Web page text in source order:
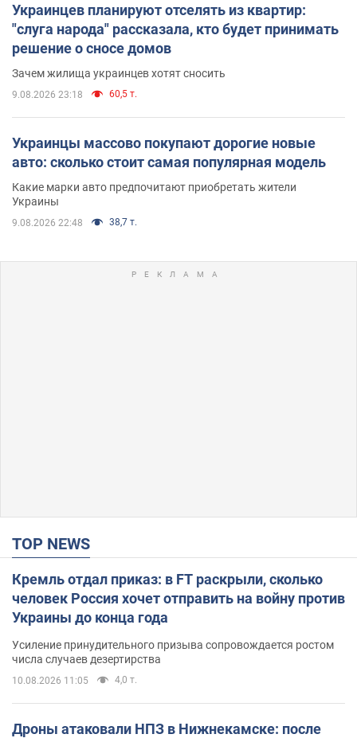
Украинцев планируют отселять из квартир:
"слуга народа" рассказала, кто будет принимать
решение о сносе домов
Зачем жилища украинцев хотят сносить
9.08.2026 23:18 60,5 т.
Украинцы массово покупают дорогие новые
авто: сколько стоит самая популярная модель
Какие марки авто предпочитают приобретать жители
Украины
9.08.2026 22:48 38,7 т.
TOP NEWS
Кремль отдал приказ: в FT раскрыли, сколько
человек Россия хочет отправить на войну против
Украины до конца года
Усиление принудительного призыва сопровождается ростом
числа случаев дезертирства
10.08.2026 11:05 4,0 т.
Дроны атаковали НПЗ в Нижнекамске: после